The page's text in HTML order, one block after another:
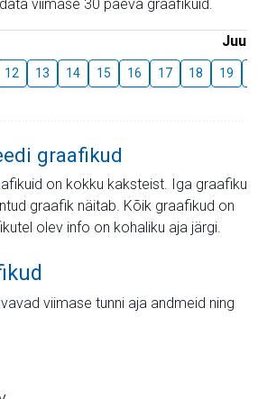
viimase 30 päeva graafikuid.
Juuli
12 13 14 15 16 17 18 19
graafikud
on kokku kaksteist. Iga graafiku
graafik näitab. Kõik graafikud on
olev info on kohaliku aja järgi.
viimase tunni aja andmeid ning